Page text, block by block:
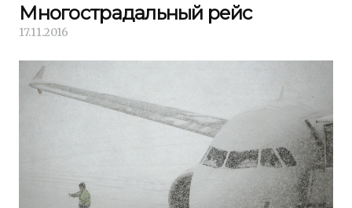
Многострадальный рейс
17.11.2016